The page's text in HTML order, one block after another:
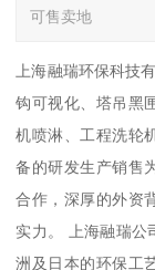
可售卖地
上海融瑞环保科技
钩可视化、塔吊黑
机喷淋、工程洗轮
备的研发生产销售
合作，深厚的外资
实力。 上海融瑞公
洲及日本的环保工